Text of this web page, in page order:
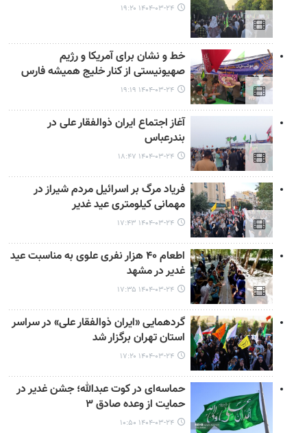
۱۴۰۴-۰۳-۲۴ ۱۹:۲۰
خط و نشان برای آمریکا و رژیم
صهیونیستی از کنار خلیج‌ همیشه فارس
۱۴۰۴-۰۳-۲۴ ۱۹:۱۹
آغاز اجتماع ایران ذوالفقار علی در
بندرعباس
۱۴۰۴-۰۳-۲۴ ۱۸:۴۷
فریاد مرگ بر اسرائیل مردم شیراز در
مهمانی کیلومتری عید غدیر
۱۴۰۴-۰۳-۲۴ ۱۷:۴۳
اطعام ۴۰ هزار نفری علوی به مناسبت عید
غدیر در مشهد
۱۴۰۴-۰۳-۲۴ ۱۷:۳۵
گردهمایی «ایران ذوالفقار علی» در سراسر
استان تهران برگزار شد
۱۴۰۴-۰۳-۲۴ ۱۷:۲۰
حماسه‌ای در کوت عبدالله؛ جشن غدیر در
حمایت از وعده صادق ۳
۱۴۰۴-۰۳-۲۴ ۱۰:۵۰